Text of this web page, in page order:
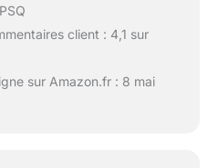
client : 4,1 sur
sur Amazon.fr : 8 mai